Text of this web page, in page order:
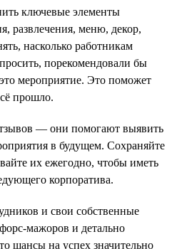
ключевые элементы
развлечения, меню, декор,
насколько работникам
порекомендовали бы
мероприятие. Это поможет
прошло.
— они помогают выявить
в будущем. Сохраняйте
их ежегодно, чтобы иметь
корпоратива.
и свои собственные
мажоров и детально
шансы на успех значительно